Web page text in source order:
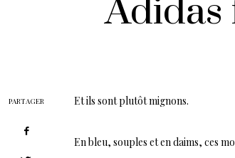
Adidas
Et ils sont plutôt mignons.
En bleu, souples et en daims, ces
PARTAGER